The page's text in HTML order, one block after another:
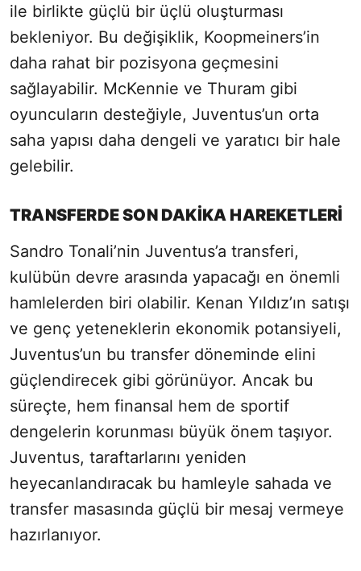
ile birlikte güçlü bir üçlü oluşturması
bekleniyor. Bu değişiklik, Koopmeiners’in
daha rahat bir pozisyona geçmesini
sağlayabilir. McKennie ve Thuram gibi
oyuncuların desteğiyle, Juventus’un orta
saha yapısı daha dengeli ve yaratıcı bir hale
gelebilir.
TRANSFERDE SON DAKİKA HAREKETLERİ
Sandro Tonali’nin Juventus’a transferi,
kulübün devre arasında yapacağı en önemli
hamlelerden biri olabilir. Kenan Yıldız’ın satışı
ve genç yeteneklerin ekonomik potansiyeli,
Juventus’un bu transfer döneminde elini
güçlendirecek gibi görünüyor. Ancak bu
süreçte, hem finansal hem de sportif
dengelerin korunması büyük önem taşıyor.
Juventus, taraftarlarını yeniden
heyecanlandıracak bu hamleyle sahada ve
transfer masasında güçlü bir mesaj vermeye
hazırlanıyor.